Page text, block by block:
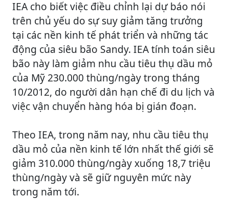
IEA cho biết việc điều chỉnh lại dự báo nói
trên chủ yếu do sự suy giảm tăng trưởng
tại các nền kinh tế phát triển và những tác
động của siêu bão Sandy. IEA tính toán siêu
bão này làm giảm nhu cầu tiêu thụ dầu mỏ
của Mỹ 230.000 thùng/ngày trong tháng
10/2012, do người dân hạn chế đi du lịch và
việc vận chuyển hàng hóa bị gián đoạn.
Theo IEA, trong năm nay, nhu cầu tiêu thụ
dầu mỏ của nền kinh tế lớn nhất thế giới sẽ
giảm 310.000 thùng/ngày xuống 18,7 triệu
thùng/ngày và sẽ giữ nguyên mức này
trong năm tới.